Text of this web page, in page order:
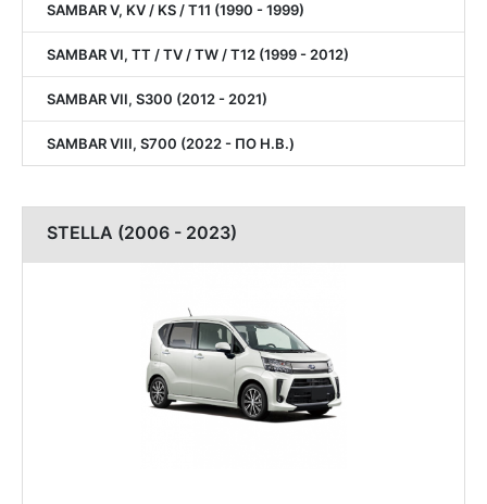
SAMBAR V, KV / KS / T11 (1990 - 1999)
SAMBAR VI, TT / TV / TW / T12 (1999 - 2012)
SAMBAR VII, S300 (2012 - 2021)
SAMBAR VIII, S700 (2022 - ПО Н.В.)
STELLA (2006 - 2023)